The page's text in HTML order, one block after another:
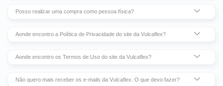
Posso realizar uma compra como pessoa física?
Aonde encontro a Política de Privacidade do site da Vulcaflex?
Aonde encontro os Termos de Uso do site da Vulcaflex?
Não quero mais receber os e-mails da Vulcaflex. O que devo fazer?